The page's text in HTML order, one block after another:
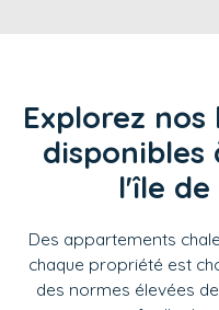
Explorez
disponibles
l'île de
Des appartements
chaque propriété est
des normes élevées